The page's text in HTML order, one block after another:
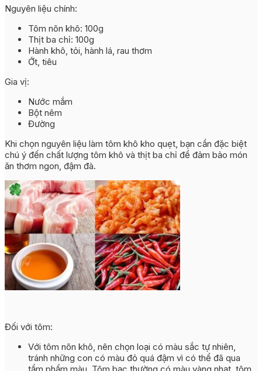
Nguyên liệu chính:
Tôm nõn khô: 100g
Thịt ba chỉ: 100g
Hành khô, tỏi, hành lá, rau thơm
Ớt, tiêu
Gia vị:
Nước mắm
Bột nêm
Đường
Khi chọn nguyên liệu làm tôm khô kho quẹt, bạn cần đặc biệt
chú ý đến chất lượng tôm khô và thịt ba chỉ để đảm bảo món
ăn thơm ngon, đậm đà.
Đối với tôm:
Với tôm nõn khô, nên chọn loại có màu sắc tự nhiên,
tránh những con có màu đỏ quá đậm vì có thể đã qua